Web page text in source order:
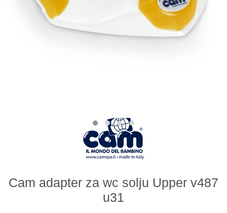
Posteljine, vrećice i baldahini
Cam adapter za wc solju Upper v487
u31